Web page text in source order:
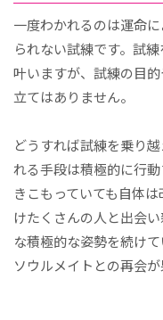
一度わかれるのは運命
られない試練です。試
叶いますが、試練の目
立てはありません。
どうすれば試練を乗り
れる手段は積極的に行
きこもっていても自体
けたくさんの人と出会
な積極的な姿勢を続け
ソウルメイトとの再会が